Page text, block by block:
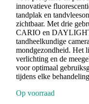
innovatieve
tandplak en
zichtbaar. Met drie
CARIO en
tandheelkundige
mondgezondheid. Het
verlichting en de
voor optimaal
tijdens elke
Op voorraad